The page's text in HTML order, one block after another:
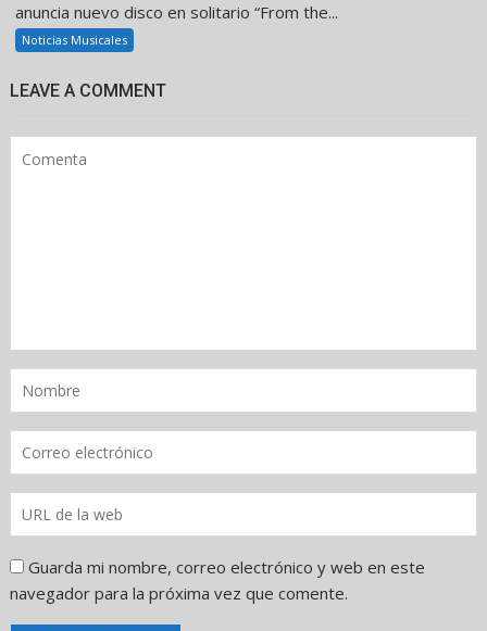
anuncia nuevo disco en solitario “From the...
Noticias Musicales
LEAVE A COMMENT
Guarda mi nombre, correo electrónico y web en este
navegador para la próxima vez que comente.